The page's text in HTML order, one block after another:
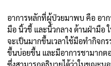
อาการหลักที่ผู้ป่วยมาพบ คือ อา
มือ นิ้วชี้ และนิ้วกลาง ด้านฝ่ามือ
จะเป็นมากขึ้นเวลาใช้มือทำกิจก
ขึ้นบ่อยขึ้น และมีอาการชามาก